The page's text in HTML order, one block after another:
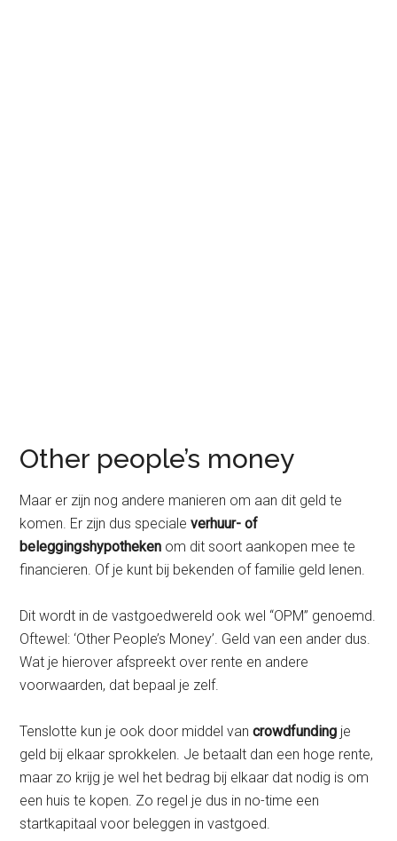
Other people’s money
Maar er zijn nog andere manieren om aan dit geld te
komen. Er zijn dus specialeverhuur- of
beleggingshypotheken om dit soort aankopen mee te
financieren. Of je kunt bij bekenden of familie geld lenen.
Dit wordt in de vastgoedwereld ook wel “OPM” genoemd.
Oftewel: ‘Other People’s Money’. Geld van een ander dus.
Wat je hierover afspreekt over rente en andere
voorwaarden, dat bepaal je zelf.
Tenslotte kun je ook door middel vancrowdfunding je
geld bij elkaar sprokkelen. Je betaalt dan een hoge rente,
maar zo krijg je wel het bedrag bij elkaar dat nodig is om
een huis te kopen. Zo regel je dus in no-time een
startkapitaal voor beleggen in vastgoed.